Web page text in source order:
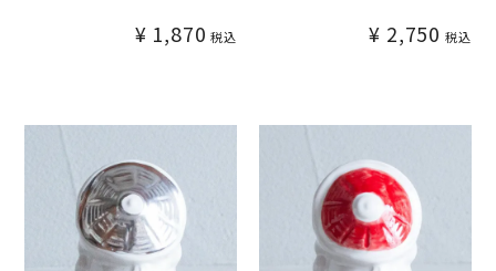
¥ 1,870 税込 ¥ 2,750 税込